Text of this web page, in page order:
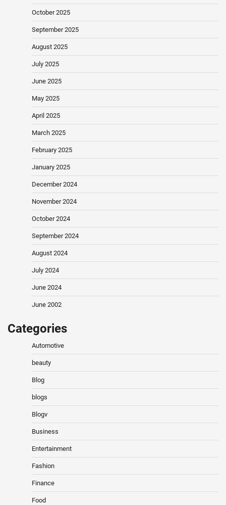
October 2025
September 2025
August 2025
July 2025
June 2025
May 2025
April 2025
March 2025
February 2025
January 2025
December 2024
November 2024
October 2024
September 2024
August 2024
July 2024
June 2024
June 2002
Categories
Automotive
beauty
Blog
blogs
Blogv
Business
Entertainment
Fashion
Finance
Food